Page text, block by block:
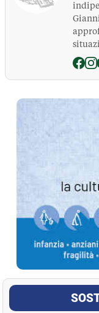
La Pressa